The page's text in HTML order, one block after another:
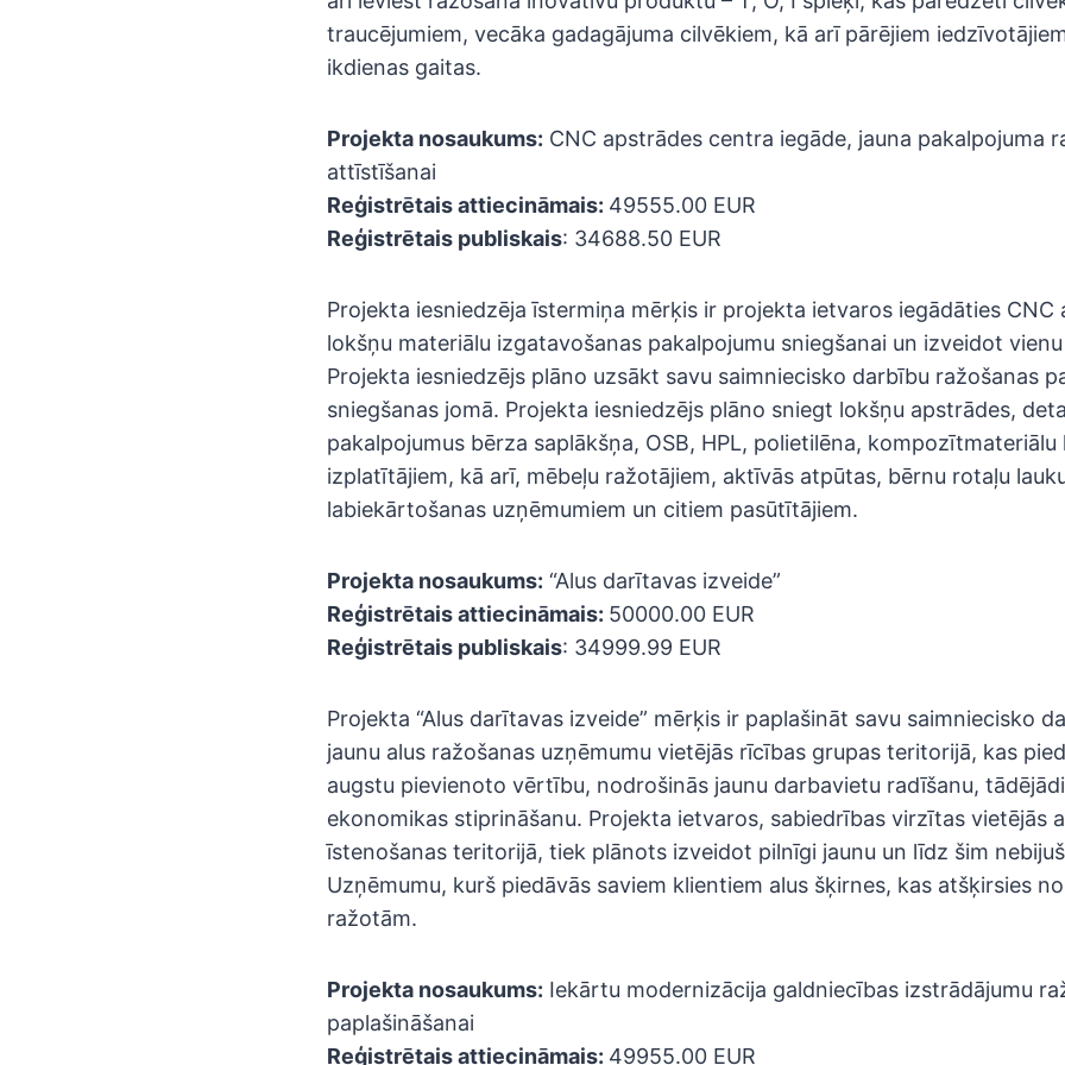
traucējumiem, vecāka gadagājuma cilvēkiem, kā arī pārējiem
ikdienas gaitas.
Projekta nosaukums: CNC apstrādes centra iegāde, jauna pakalpojuma
attīstīšanai
Reģistrētais attiecināmais: 49555.00 EUR
Reģistrētais publiskais: 34688.50 EUR
Projekta iesniedzēja īstermiņa mērķis ir projekta ietvaros iegādāties CNC
lokšņu materiālu izgatavošanas pakalpojumu sniegšanai un izveidot
Projekta iesniedzējs plāno uzsākt savu saimniecisko darbību ražošanas
sniegšanas jomā. Projekta iesniedzējs plāno sniegt lokšņu apstrādes,
pakalpojumus bērza saplākšņa, OSB, HPL, polietilēna,
izplatītājiem, kā arī, mēbeļu ražotājiem, aktīvās atpūtas, bērnu rotaļu
labiekārtošanas uzņēmumiem un citiem pasūtītājiem.
Projekta nosaukums: “Alus darītavas izveide”
Reģistrētais attiecināmais: 50000.00 EUR
Reģistrētais publiskais: 34999.99 EUR
Projekta “Alus darītavas izveide” mērķis ir paplašināt savu saimniecisko
jaunu alus ražošanas uzņēmumu vietējās rīcības grupas teritorijā, kas
augstu pievienoto vērtību, nodrošinās jaunu darbavietu radīšanu,
ekonomikas stiprināšanu. Projekta ietvaros, sabiedrības virzītas vietējās
īstenošanas teritorijā, tiek plānots izveidot pilnīgi jaunu un līdz šim
Uzņēmumu, kurš piedāvās saviem klientiem alus šķirnes, kas atšķirsies
ražotām.
Projekta nosaukums: Iekārtu modernizācija galdniecības izstrādājumu
paplašināšanai
Reģistrētais attiecināmais: 49955.00 EUR